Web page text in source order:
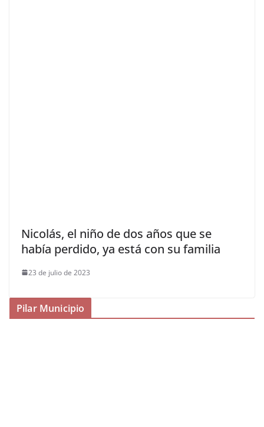
Nicolás, el niño de dos años que se
había perdido, ya está con su familia
23 de julio de 2023
Pilar Municipio